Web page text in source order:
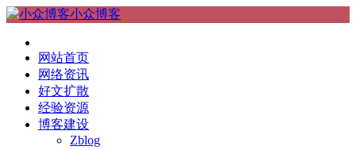
小众博客
网站首页
网络资讯
好文扩散
经验资源
博客建设
Zblog